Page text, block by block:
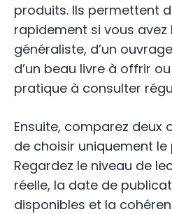
produits. Ils permettent
rapidement si vous avez
généraliste, d’un
d’un beau livre à offrir
pratique à consulter
Ensuite, comparez deux
de choisir uniquement
Regardez le niveau de
réelle, la date de
disponibles et la